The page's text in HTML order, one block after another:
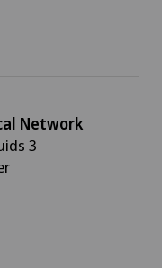
Network
3